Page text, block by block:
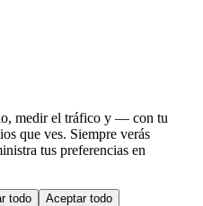
medir el tráfico y — con tu
que ves. Siempre verás
tus preferencias en
todo Aceptar todo